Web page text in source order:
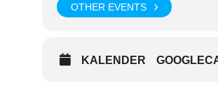
OTHER EVENTS
KALENDER